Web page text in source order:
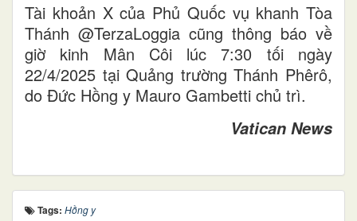
Tài khoản X của Phủ Quốc vụ khanh Tòa
Thánh @TerzaLoggia cũng thông báo về
giờ kinh Mân Côi lúc 7:30 tối ngày
22/4/2025 tại Quảng trường Thánh Phêrô,
do Đức Hồng y Mauro Gambetti chủ trì.
Vatican News
Tags: Hồng y